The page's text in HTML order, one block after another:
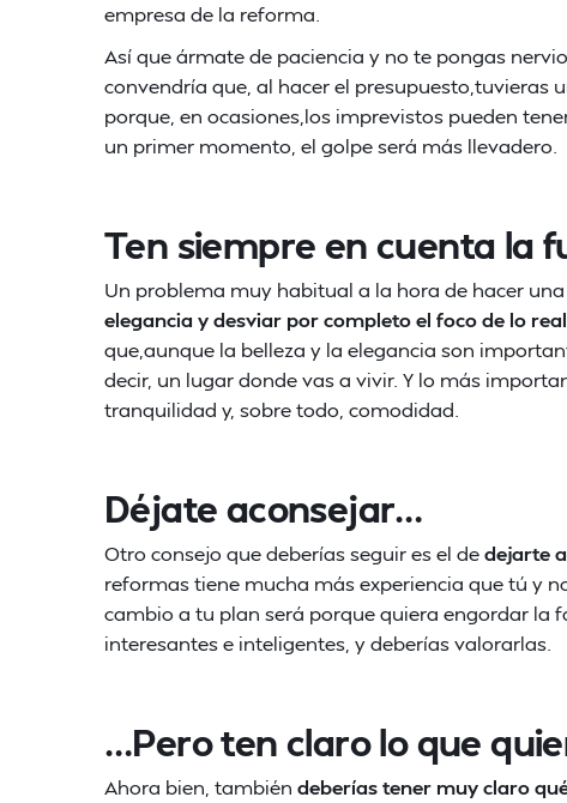
empresa de la reforma.
Así que ármate de paciencia y no te pongas
convendría que, al hacer el presupuesto,tuvieras
porque, en ocasiones,los imprevistos pueden
un primer momento, el golpe será más llevadero.
Ten siempre en cuenta la
Un problema muy habitual a la hora de hacer
elegancia y desviar por completo el foco de lo
que,aunque la belleza y la elegancia son
decir, un lugar donde vas a vivir. Y lo más
tranquilidad y, sobre todo, comodidad.
Déjate aconsejar…
Otro consejo que deberías seguir es el dedejarte
reformas tiene mucha más experiencia que tú y
cambio a tu plan será porque quiera engordar la
interesantes e inteligentes, y deberías valorarlas.
…Pero ten claro lo que
Ahora bien, también deberías tener muy claro